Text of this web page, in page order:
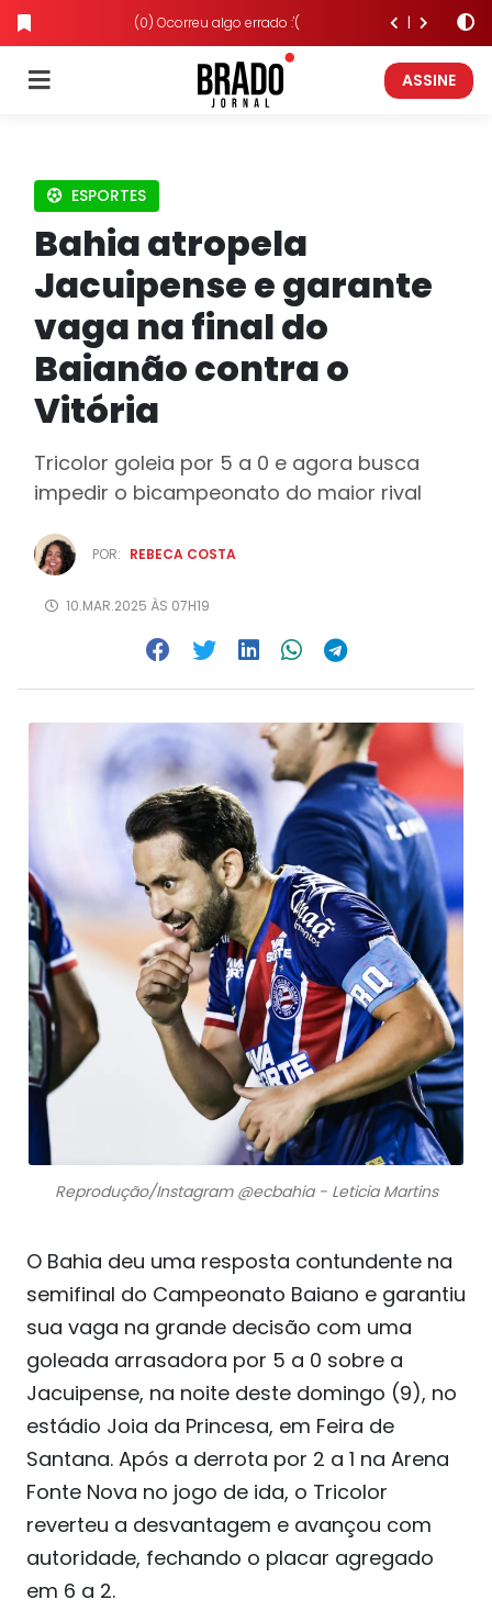
(0) Ocorreu algo errado :'(
ASSINE
ESPORTES
Bahia atropela
Jacuipense e garante
vaga na final do
Baianão contra o
Vitória
Tricolor goleia por 5 a 0 e agora busca
impedir o bicampeonato do maior rival
POR: REBECA COSTA
10.MAR.2025 ÀS 07H19
Reprodução/Instagram @ecbahia - Leticia Martins
O Bahia deu uma resposta contundente na
semifinal do Campeonato Baiano e garantiu
sua vaga na grande decisão com uma
goleada arrasadora por 5 a 0 sobre a
Jacuipense, na noite deste domingo (9), no
estádio Joia da Princesa, em Feira de
Santana. Após a derrota por 2 a 1 na Arena
Fonte Nova no jogo de ida, o Tricolor
reverteu a desvantagem e avançou com
autoridade, fechando o placar agregado
em 6 a 2.